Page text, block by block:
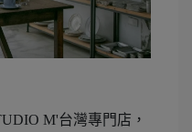
M'台灣專門店，